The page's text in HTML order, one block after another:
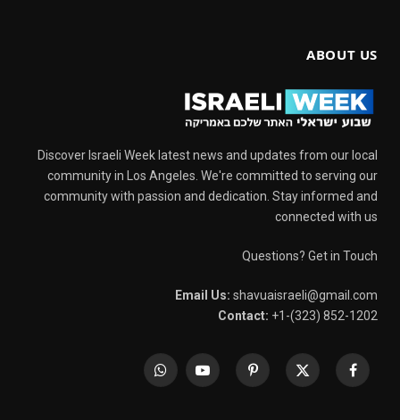
ABOUT US
Discover Israeli Week latest news and updates from our local
community in Los Angeles. We're committed to serving our
community with passion and dedication. Stay informed and
connected with us
Questions? Get in Touch
Email Us: shavuaisraeli@gmail.com
Contact: +1-(323) 852-1202
Facebook
X
Pinterest
YouTube
WhatsApp